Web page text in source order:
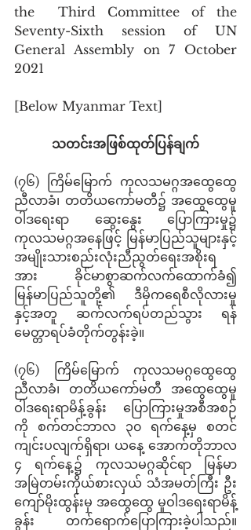
the  Third Committee of the
Seventy-Sixth session of UN
General Assembly on 7 October
2021
[Below Myanmar Text]
သတင်းအဖြစ်ထုတ်ပြန်ချက်
(၇၆) ကြိမ်မြောက် ကုလသမဂ္ဂအထွေထွေ
ညီလာခံ၊ တတိယကော်မတီ၌ အထွေထွေမူ
ဝါဒရေးရာ ဆွေးနွေး ပြောကြားမှု၌
ကုလသမဂ္ဂအနေဖြင့် မြန်မာပြည်သူများနှင့်
အမျိုးသားစည်းလုံးညီညွတ်ရေးအစိုးရ
အား ခိုင်မာစွာဆက်လက်ထောက်ခံ၍
မြန်မာပြည်သူတို့၏ ဒီမိုကရေစီလိုလားမှု
နှင့်အတူ ဆက်လက်ရပ်တည်သွား ရန်
မေတ္တာရပ်ခံတိုက်တွန်းခဲ့။
(၇၆) ကြိမ်မြောက် ကုလသမဂ္ဂထွေထွေ
ညီလာခံ၊ တတိယကော်မတီ အထွေထွေမူ
ဝါဒရေးရာမိန့်ခွန်း ပြောကြားမှုအစီအစဉ်
ကို စက်တင်ဘာလ ၃၀ ရက်နေ့မှ စတင်
ကျင်းပလျက်ရှိရာ၊ ယနေ့ အောက်တိုဘာလ
၄ ရက်နေ့၌ ကုလသမဂ္ဂဆိုင်ရာ မြန်မာ
အမြဲတမ်းကိုယ်စားလှယ် သံအမတ်ကြီး ဦး
ကျော်မိုးထွန်းမှ အထွေထွေ မူဝါဒရေးရာမိန့်
ခွန်း တက်ရောက်ပြောကြားခဲ့ပါသည်။